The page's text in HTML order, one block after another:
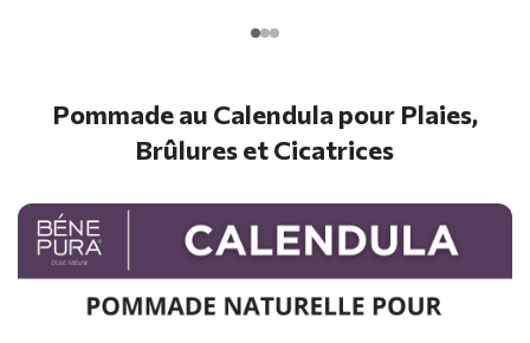
Pommade au Calendula pour Plaies,
Brûlures et Cicatrices